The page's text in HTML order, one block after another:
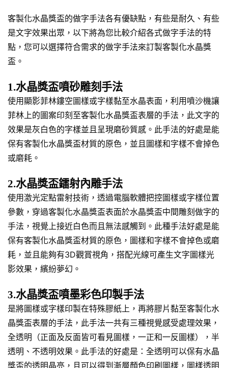
客製化水晶獎盃的做字手法各有優缺點，有些是耐久、有些
是文字效果出眾，以下將為您比較介紹各式做字手法的特
點，您可以選擇符合需求的做字手法來訂製客製化水晶獎
盃。
1.水晶獎盃噴砂雕刻手法
使用顯影菲林鏤空圖樣或字樣黏至水晶表面，利用噴沙機讓
菲林上的圖案印刻至客製化水晶獎盃表層的手法，此文字的
效果是灰白色的字樣並且呈現磨砂質感。此手法的好處是能
保有客製化水晶獎盃材質的原色，並且圖樣和字樣不會掉色
或磨耗。
2.水晶獎盃鐳射內雕手法
使用激光定點雷射技術，透過電腦軟體把控圖樣或字樣位置
參數，穿過客製化水晶獎盃表面於水晶獎盃中間雕刻做字的
手法，視覺上接近白色而且無法感觸到。此種手法好處是能
保有客製化水晶獎盃材質的原色，圖樣和字樣不會掉色或磨
耗，並且能夠有3D觀賞視角，搭配光線可產生文字圖樣光
影效果，繽紛夢幻。
3.水晶獎盃噴墨彩色印製手法
是將圖樣或字樣印製在特殊膠紙上，再將膠片黏至客製化水
晶獎盃表層的手法，此手法一共有三種視覺感受處理效果，
全透明（正面及反面皆可看見圖樣，一正和一反圖樣），半
透明、不透明效果。此手法的好處是：全透明可以保有水晶
獎盃的透明晶亮，且可以得到漸層顏色印刷圖樣，圖樣透明